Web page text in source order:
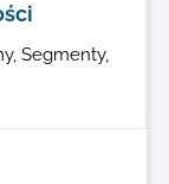
Segmenty,